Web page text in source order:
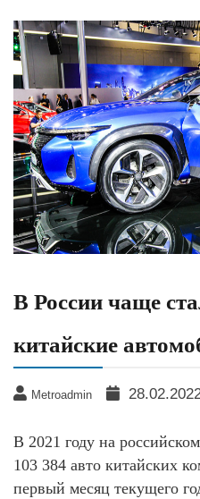
В России чаще
китайские
Metroadmin
В 2021 году на
103 384 авто китайских
первый месяц текущего